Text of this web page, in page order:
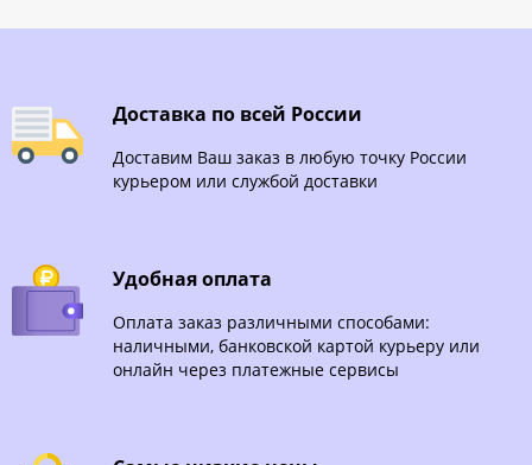
Доставка по всей России
Доставим Ваш заказ в любую точку России
курьером или службой доставки
Удобная оплата
Оплата заказ различными способами:
наличными, банковской картой курьеру или
онлайн через платежные сервисы